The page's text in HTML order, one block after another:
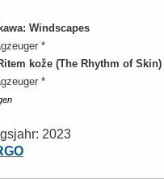
Windscapes
*
kože (The Rhythm of Skin)
*
2023